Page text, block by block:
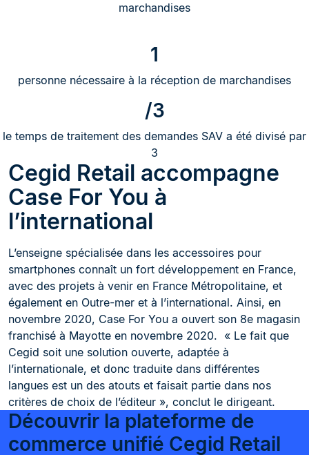
marchandises
1
personne nécessaire à la réception de marchandises
/3
le temps de traitement des demandes SAV a été divisé par
3
Cegid Retail accompagne
Case For You à
l’international
L’enseigne spécialisée dans les accessoires pour
smartphones connaît un fort développement en France,
avec des projets à venir en France Métropolitaine, et
également en Outre-mer et à l’international. Ainsi, en
novembre 2020, Case For You a ouvert son 8e magasin
franchisé à Mayotte en novembre 2020. « Le fait que
Cegid soit une solution ouverte, adaptée à
l’internationale, et donc traduite dans différentes
langues est un des atouts et faisait partie dans nos
critères de choix de l’éditeur », conclut le dirigeant.
Découvrir la plateforme de
commerce unifié Cegid Retail